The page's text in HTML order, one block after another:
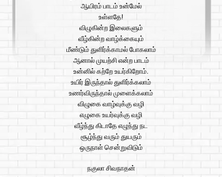
ஆயிரம் பாடம் உன்மேல்
உள்ளதே!
விழுகின்ற இலைகளும்
வீழ்கின்ற வாழ்க்கையும்
மீண்டும் துளிர்க்காமல் போகலாம்
ஆனால் முயற்சி என்ற பாடம்
உன்னில் கற்றே உயர்கிறோம்.
உயிர் இருந்தால் துளிர்க்கலாம்
உணர்விருந்தால் முளைக்கலாம்
விழுகை வாழ்வுக்கு வழி
எழுகை உயர்வுக்கு வழி
வீழ்ந்து கிடாதே எழுந்து நட
சூழ்ந்து வரும் துயரும்
ஒருநாள் சென்றுவிடும்
நகுலா சிவநாதன்